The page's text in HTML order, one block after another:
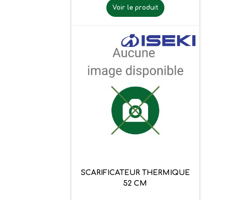
Voir le produit
SCARIFICATEUR THERMIQUE
52 CM